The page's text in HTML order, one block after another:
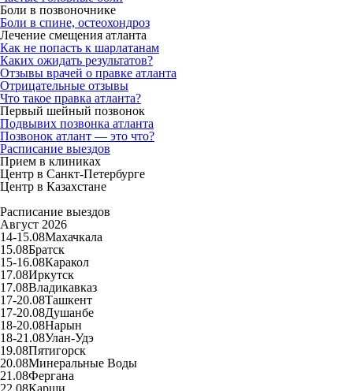
Боли в позвоночнике
Боли в спине, остеохондроз
Лечение смещения атланта
Как не попасть к шарлатанам
Каких ожидать результатов?
Отзывы врачей о правке атланта
Отрицательные отзывы
Что такое правка атланта?
Первый шейный позвонок
Подвывих позвонка атланта
Позвонок атлант — это что?
Расписание выездов
Прием в клиниках
Центр в Санкт-Петербурге
Центр в Казахстане
Расписание выездов
Август 2026
14-15.08Махачкала
15.08Братск
15-16.08Каракол
17.08Иркутск
17.08Владикавказ
17-20.08Ташкент
17-20.08Душанбе
18-20.08Нарын
18-21.08Улан-Удэ
19.08Пятигорск
20.08Минеральные Воды
21.08Фергана
22.08Карши